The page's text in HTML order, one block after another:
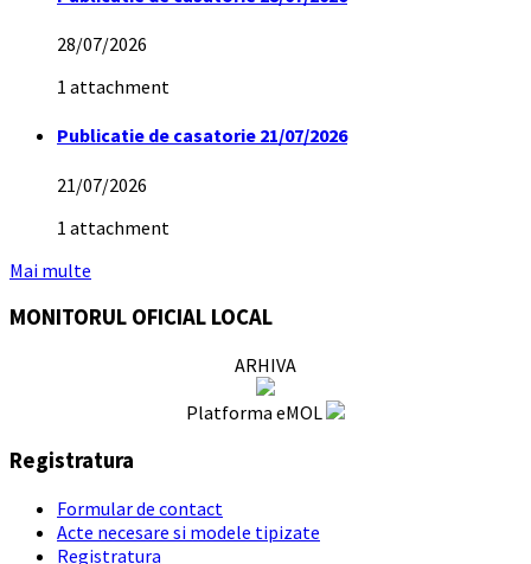
28/07/2026
1 attachment
Publicatie de casatorie 21/07/2026
21/07/2026
1 attachment
Mai multe
MONITORUL OFICIAL LOCAL
ARHIVA
Platforma eMOL
Registratura
Formular de contact
Acte necesare si modele tipizate
Registratura